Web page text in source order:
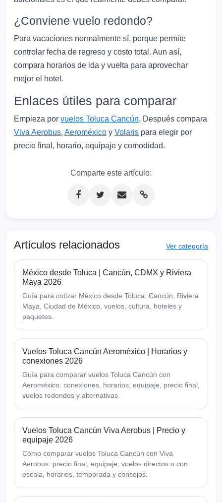
¿Conviene vuelo redondo?
Para vacaciones normalmente sí, porque permite
controlar fecha de regreso y costo total. Aun así,
compara horarios de ida y vuelta para aprovechar
mejor el hotel.
Enlaces útiles para comparar
Empieza por vuelos Toluca Cancún. Después compara
Viva Aerobus, Aeroméxico y Volaris para elegir por
precio final, horario, equipaje y comodidad.
Comparte este artículo:
Artículos relacionados Ver categoría
México desde Toluca | Cancún, CDMX y Riviera
Maya 2026
Guía para cotizar México desde Toluca: Cancún, Riviera
Maya, Ciudad de México, vuelos, cultura, hoteles y
paquetes.
Vuelos Toluca Cancún Aeroméxico | Horarios y
conexiones 2026
Guía para comparar vuelos Toluca Cancún con
Aeroméxico: conexiones, horarios, equipaje, precio final,
vuelos redondos y alternativas.
Vuelos Toluca Cancún Viva Aerobus | Precio y
equipaje 2026
Cómo comparar vuelos Toluca Cancún con Viva
Aerobus: precio final, equipaje, vuelos directos o con
escala, horarios, temporada y consejos.